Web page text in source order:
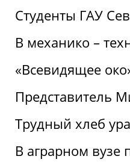
Студенты ГАУ
В механико –
«Всевидящее
Представитель
Трудный хлеб
В аграрном вузе